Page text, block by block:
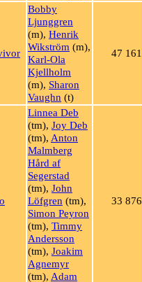
Bobby
Ljunggren
(m), Henrik
Wikström (m),
Karl-Ola
Kjellholm
(m), Sharon
Vaughn (t)
47 161
Linnea Deb
(tm), Joy Deb
(tm), Anton
Malmberg
Hård af
Segerstad
(tm), John
Löfgren (tm),
Simon Peyron
(tm), Timmy
Andersson
(tm), Joakim
Agnemyr
(tm), Adam
33 876